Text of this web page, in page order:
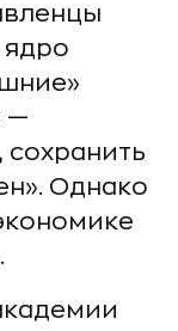
ядро
—
сохранить
Однако